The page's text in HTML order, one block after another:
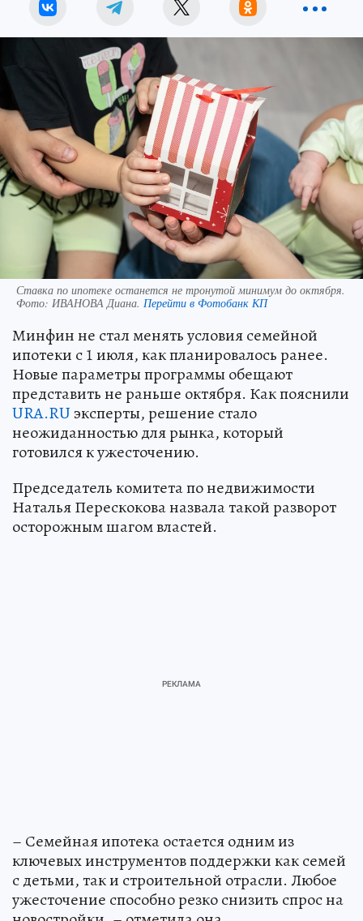
Ставка по ипотеке останется не тронутой минимум до октября.
Фото: ИВАНОВА Диана. Перейти в Фотобанк КП
Минфин не стал менять условия семейной
ипотеки с 1 июля, как планировалось ранее.
Новые параметры программы обещают
представить не раньше октября. Как пояснили
URA.RU эксперты, решение стало
неожиданностью для рынка, который
готовился к ужесточению.
Председатель комитета по недвижимости
Наталья Перескокова назвала такой разворот
осторожным шагом властей.
– Семейная ипотека остается одним из
ключевых инструментов поддержки как семей
с детьми, так и строительной отрасли. Любое
ужесточение способно резко снизить спрос на